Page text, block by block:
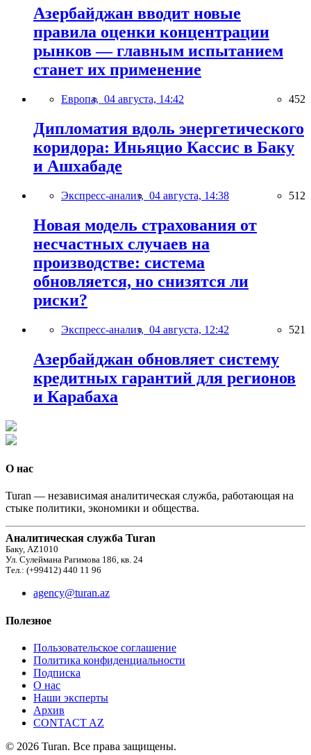
Азербайджан вводит новые
правила оценки концентрации
рынков — главным испытанием
станет их применение
Европа, 04 августа, 14:42 452
Дипломатия вдоль энергетического
коридора: Иньяцио Кассис в Баку
и Ашхабаде
Экспресс-анализ, 04 августа, 14:38 512
Новая модель страхования от
несчастных случаев на
производстве: система
обновляется, но снизятся ли
риски?
Экспресс-анализ, 04 августа, 12:42 521
Азербайджан обновляет систему
кредитных гарантий для регионов
и Карабаха
О нас
Turan — независимая аналитическая служба, работающая на
стыке политики, экономики и общества.
Аналитическая служба Turan
Баку, AZ1010
Ул. Сулеймана Рагимова 186, кв. 24
Тел.: (+99412) 440 11 96
agency@turan.az
Полезное
Пользовательское соглашение
Политика конфиденциальности
Подписка
О нас
Наши эксперты
Архив
CONTACT AZ
© 2026 Turan. Все права защищены.